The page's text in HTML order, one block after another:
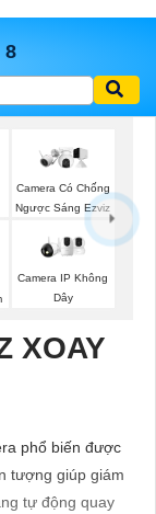
8
Camera Có Chống
Ngược Sáng Ezviz
Camera IP Không
Dây
XOAY
phổ biến được
tượng giúp giám
tự động quay